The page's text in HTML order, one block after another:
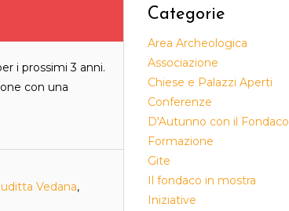
i prossimi 3 anni.
con una
Vedana,
Categorie
Area Archeologica
Associazione
Chiese e Palazzi Aperti
Conferenze
D'Autunno con il Fondaco
Formazione
Gite
Il fondaco in mostra
Iniziative